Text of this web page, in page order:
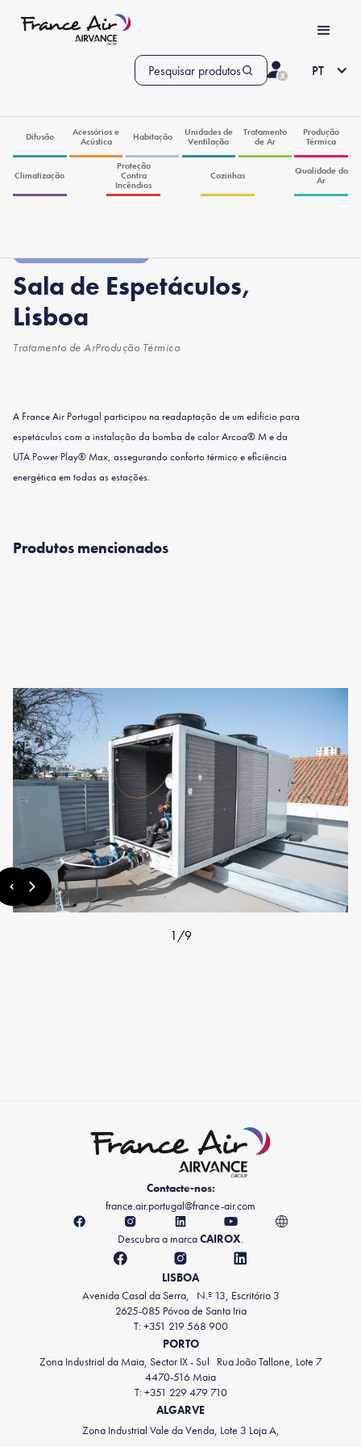
Pesquisar produtos PT
Difusão
Acessórios e
Acústica
Habitação
Unidades de
Ventilação
Tratamento
de Ar
Produção
Térmica
Climatização
Proteção
Contra
Incêndios
Cozinhas
Qualidade do
Ar
Sala de Espetáculos,
Lisboa
Tratamento de ArProdução Térmica
A France Air Portugal participou na readaptação de um edifício para
espetáculos com a instalação da bomba de calor Arcoa® M e da
UTA Power Play® Max, assegurando conforto térmico e eficiência
energética em todas as estações.
Produtos mencionados
1/9
Contacte-nos:
france.air.portugal@france-air.com
Descubra a marcaCAIROX.
LISBOA
Avenida Casal da Serra, N.º 13, Escritório 3
2625-085 Póvoa de Santa Iria
T: +351 219 568 900
PORTO
Zona Industrial da Maia, Sector IX - Sul Rua João Tallone, Lote 7
4470-516 Maia
T: +351 229 479 710
ALGARVE
Zona Industrial Vale da Venda, Lote 3 Loja A,